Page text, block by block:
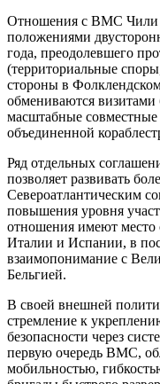
Отношения с ВМС Чили
положениями
года, преодолевшего
(территориальные
стороны в
обмениваются визитами
масштабные совместные
объединенной
Ряд отдельных
позволяет развивать
Североатлантическим
повышения уровня
отношения имеют
Италии и Испании, в
взаимопонимание с
Бельгией.
В своей внешней
стремление к
безопасности через
первую очередь ВМС,
мобильностью,